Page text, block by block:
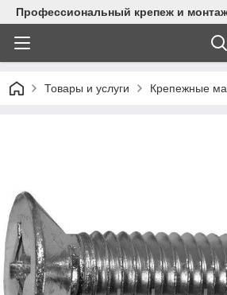
Профессиональный крепеж и
Товары и услуги Крепежные